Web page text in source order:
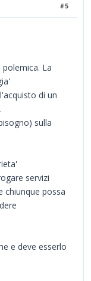
#5
La
di un
sulla
servizi
chiunque possa
e deve esserlo